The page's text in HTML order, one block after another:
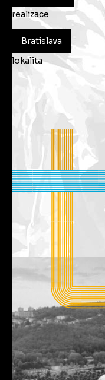
realizace
Bratislava
lokalita